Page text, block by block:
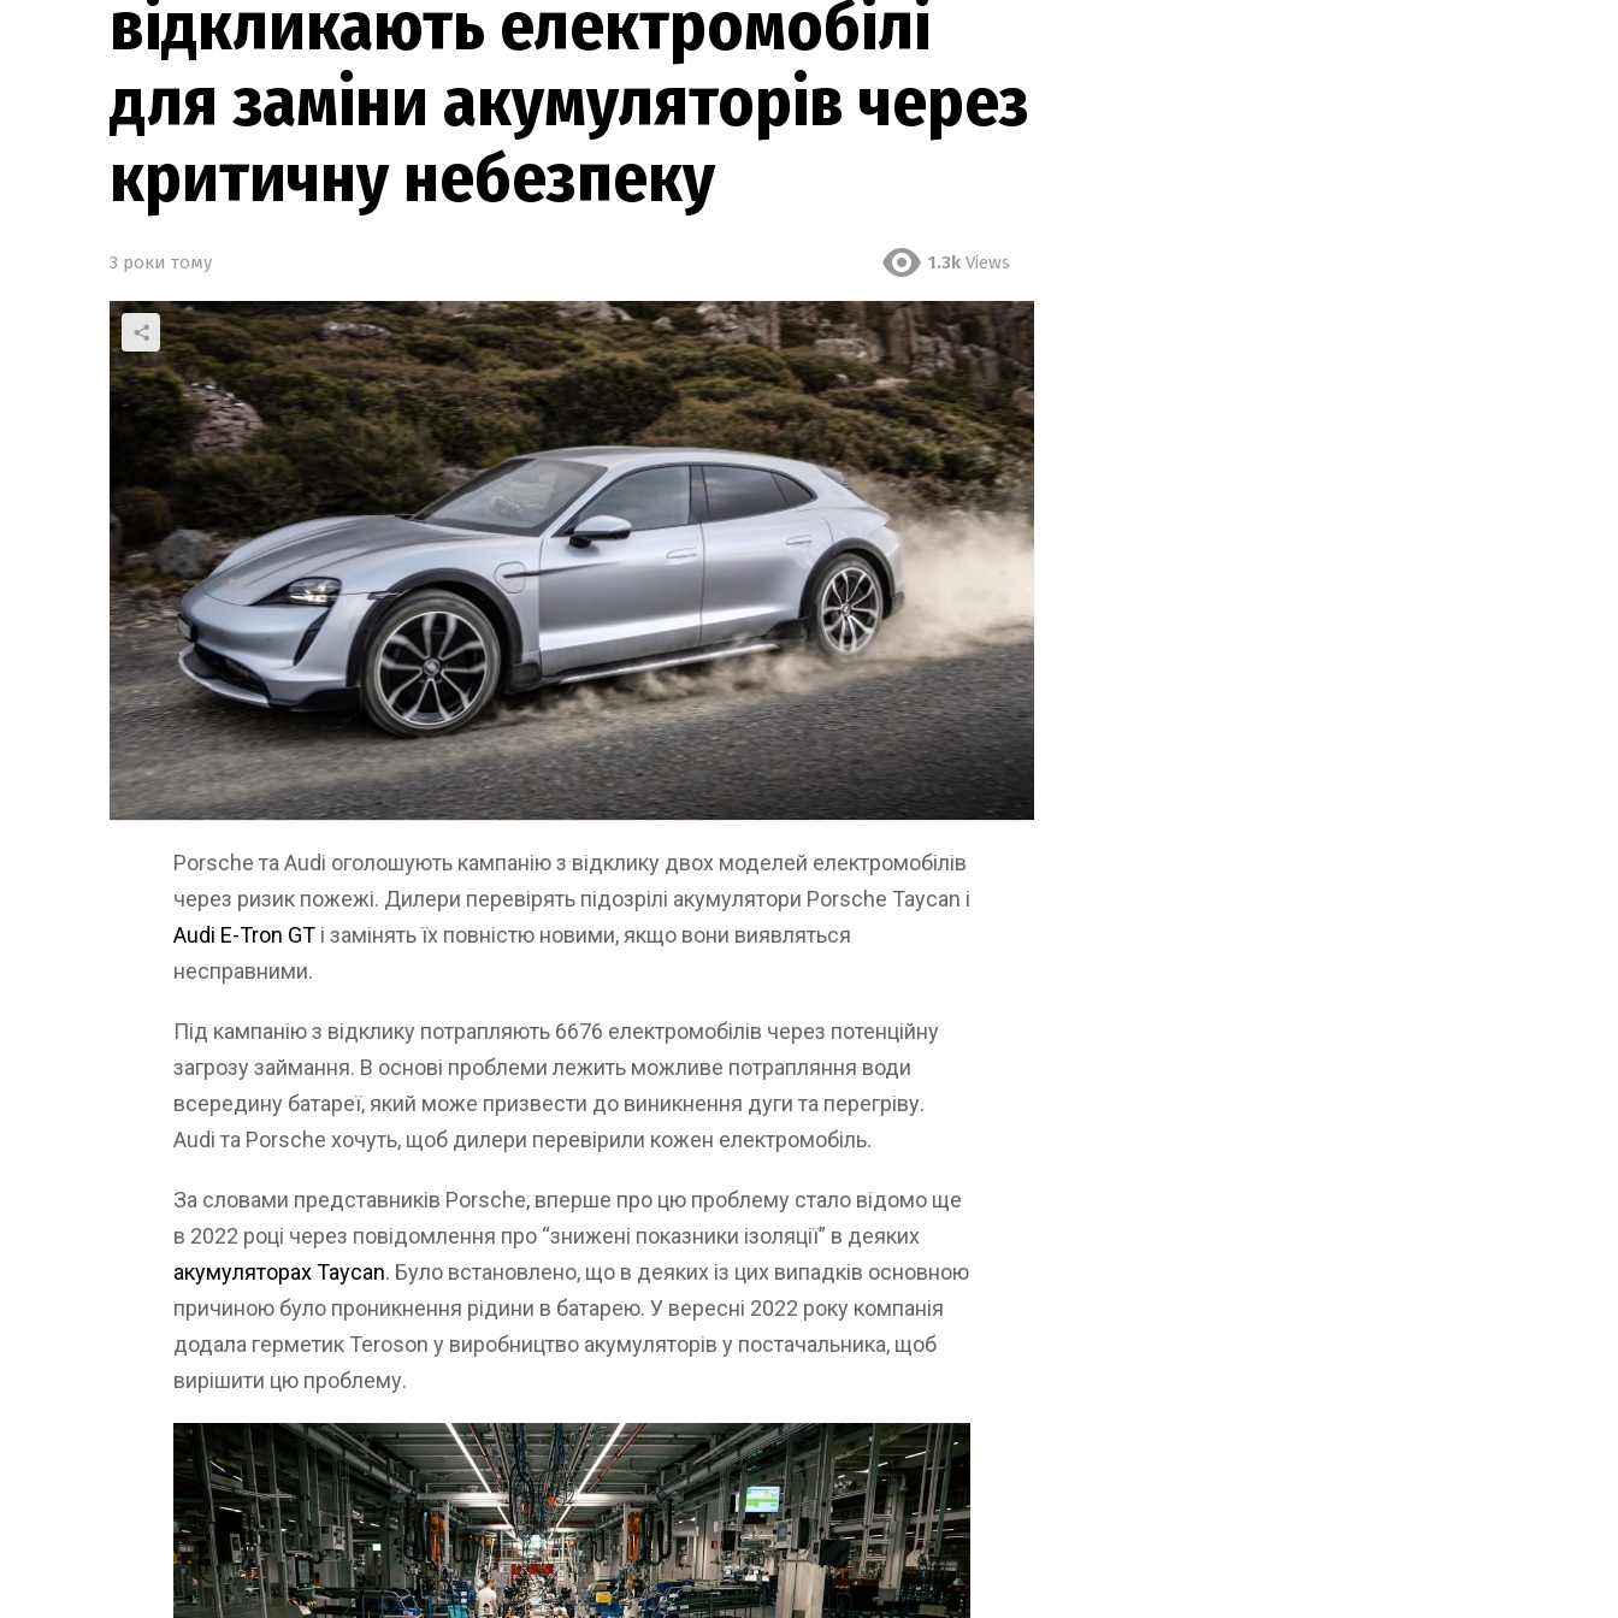
відкликають електромобілі
для заміни акумуляторів через
критичну небезпеку
3 роки тому 1.3k Views
Porsche та Audi оголошують кампанію з відклику двох моделей електромобілів
через ризик пожежі. Дилери перевірять підозрілі акумулятори Porsche Taycan і
Audi E-Tron GT і замінять їх повністю новими, якщо вони виявляться
несправними.
Під кампанію з відклику потрапляють 6676 електромобілів через потенційну
загрозу займання. В основі проблеми лежить можливе потрапляння води
всередину батареї, який може призвести до виникнення дуги та перегріву.
Audi та Porsche хочуть, щоб дилери перевірили кожен електромобіль.
За словами представників Porsche, вперше про цю проблему стало відомо ще
в 2022 році через повідомлення про “знижені показники ізоляції” в деяких
акумуляторах Taycan. Було встановлено, що в деяких із цих випадків основною
причиною було проникнення рідини в батарею. У вересні 2022 року компанія
додала герметик Teroson у виробництво акумуляторів у постачальника, щоб
вирішити цю проблему.